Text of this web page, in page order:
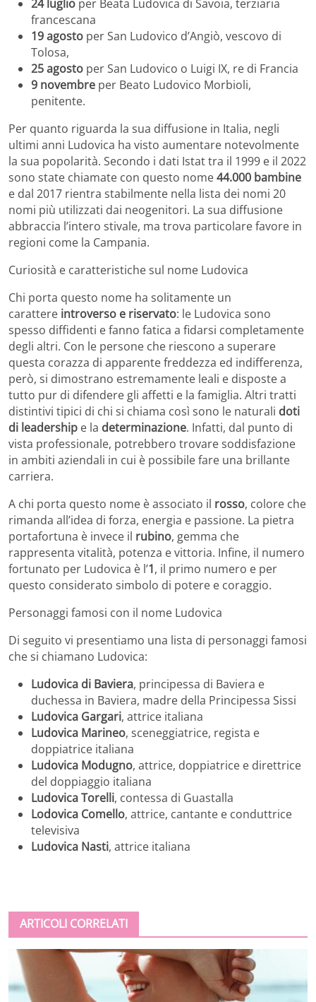
24 luglio per Beata Ludovica di Savoia, terziaria
francescana
19 agosto per San Ludovico d’Angiò, vescovo di
Tolosa,
25 agosto per San Ludovico o Luigi IX, re di Francia
9 novembre per Beato Ludovico Morbioli,
penitente.
Per quanto riguarda la sua diffusione in Italia, negli
ultimi anni Ludovica ha visto aumentare notevolmente
la sua popolarità. Secondo i dati Istat tra il 1999 e il 2022
sono state chiamate con questo nome44.000 bambine
e dal 2017 rientra stabilmente nella lista dei nomi 20
nomi più utilizzati dai neogenitori. La sua diffusione
abbraccia l’intero stivale, ma trova particolare favore in
regioni come la Campania.
Curiosità e caratteristiche sul nome Ludovica
Chi porta questo nome ha solitamente un
carattere introverso e riservato: le Ludovica sono
spesso diffidenti e fanno fatica a fidarsi completamente
degli altri. Con le persone che riescono a superare
questa corazza di apparente freddezza ed indifferenza,
però, si dimostrano estremamente leali e disposte a
tutto pur di difendere gli affetti e la famiglia. Altri tratti
distintivi tipici di chi si chiama così sono le naturali doti
di leadership e la determinazione. Infatti, dal punto di
vista professionale, potrebbero trovare soddisfazione
in ambiti aziendali in cui è possibile fare una brillante
carriera.
A chi porta questo nome è associato il rosso, colore che
rimanda all’idea di forza, energia e passione. La pietra
portafortuna è invece il rubino, gemma che
rappresenta vitalità, potenza e vittoria. Infine, il numero
fortunato per Ludovica è l’1, il primo numero e per
questo considerato simbolo di potere e coraggio.
Personaggi famosi con il nome Ludovica
Di seguito vi presentiamo una lista di personaggi famosi
che si chiamano Ludovica:
Ludovica di Baviera, principessa di Baviera e
duchessa in Baviera, madre della Principessa Sissi
Ludovica Gargari, attrice italiana
Ludovica Marineo, sceneggiatrice, regista e
doppiatrice italiana
Ludovica Modugno, attrice, doppiatrice e direttrice
del doppiaggio italiana
Ludovica Torelli, contessa di Guastalla
Lodovica Comello, attrice, cantante e conduttrice
televisiva
Ludovica Nasti, attrice italiana
ARTICOLI CORRELATI